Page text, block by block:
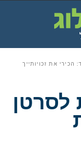
את זכויותייך
לסרטן